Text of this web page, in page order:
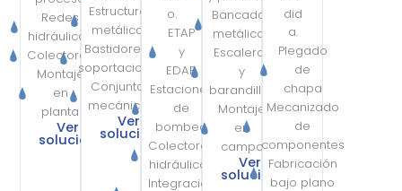
Redes
hidráulicas
Colectores
Montaje
en
planta
Ver
solución
Estructuras
metálicas
Bastidores y
soportaciones
Conjuntos
mecánicos
Ver
solución
o.
ETAP
y
EDAR
Estaciones
de
bombeo
Colectores
hidráulicos
Integración
Bancadas
metálicas
Escaleras
y
barandillas
Montaje
en
campo
Ver
solución
did
a.
Plegado
de
chapa
Mecanizado
de
componentes
Fabricación
bajo plano